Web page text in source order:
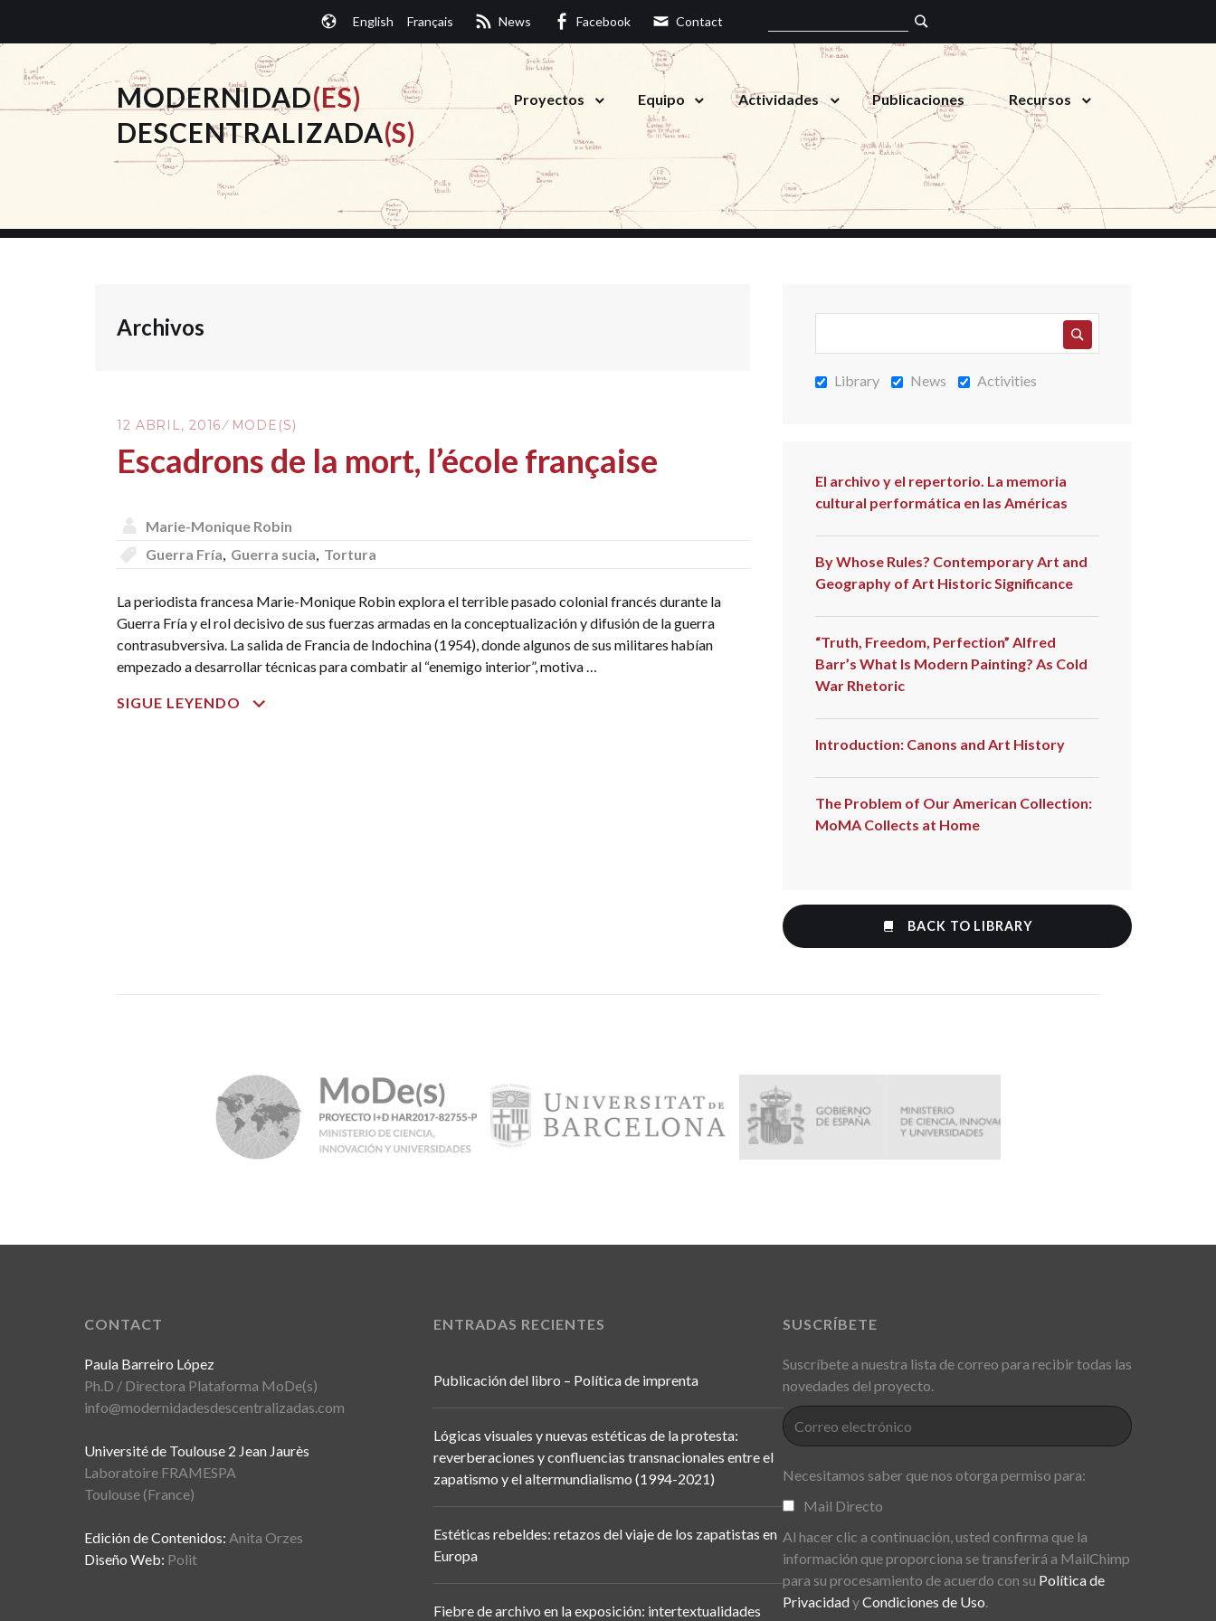
contenido.
English Français News Facebook Contact
MODERNIDAD(ES)
DESCENTRALIZADA(S)
Proyectos Equipo Actividades Publicaciones Recursos
Archivos
12 ABRIL, 2016 MODE(S)
Escadrons de la mort, l’école française
Marie-Monique Robin
Guerra Fría Guerra sucia Tortura
La periodista francesa Marie-Monique Robin explora el terrible pasado colonial francés durante la
Guerra Fría y el rol decisivo de sus fuerzas armadas en la conceptualización y difusión de la guerra
contrasubversiva. La salida de Francia de Indochina (1954), donde algunos de sus militares habían
empezado a desarrollar técnicas para combatir al “enemigo interior”, motiva …
SIGUE LEYENDO
ESCADRONS
Library News Activities
El archivo y el repertorio. La memoria
cultural performática en las Américas
By Whose Rules? Contemporary Art and
Geography of Art Historic Significance
“Truth, Freedom, Perfection” Alfred
Barr’s What Is Modern Painting? As Cold
War Rhetoric
Introduction: Canons and Art History
The Problem of Our American Collection:
MoMA Collects at Home
BACK TO LIBRARY
CONTACT
Paula Barreiro López
Ph.D / Directora Plataforma MoDe(s)
info@modernidadesdescentralizadas.com
Université de Toulouse 2 Jean Jaurès
Laboratoire FRAMESPA
Toulouse (France)
Edición de Contenidos: Anita Orzes
Diseño Web: Polit
ENTRADAS RECIENTES
Publicación del libro – Política de imprenta
Lógicas visuales y nuevas estéticas de la protesta:
reverberaciones y confluencias transnacionales entre el
zapatismo y el altermundialismo (1994-2021)
Estéticas rebeldes: retazos del viaje de los zapatistas en
Europa
Fiebre de archivo en la exposición: intertextualidades
SUSCRÍBETE
Suscríbete a nuestra lista de correo para recibir todas las
novedades del proyecto.
Necesitamos saber que nos otorga permiso para:
Mail Directo
Al hacer clic a continuación, usted confirma que la
información que proporciona se transferirá a MailChimp
para su procesamiento de acuerdo con su Política de
PrivacidadyCondiciones de Uso.